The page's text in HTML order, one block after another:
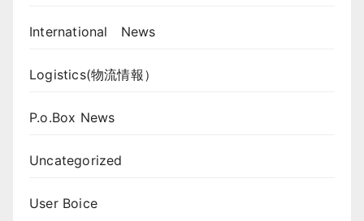
International News
Logistics(物流情報）
P.o.Box News
Uncategorized
User Boice